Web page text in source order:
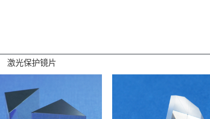
激光保护镜片